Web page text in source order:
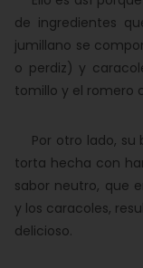
de ingredientes
jumillano se
o perdiz) y
tomillo y el romero
Por otro lado, su
torta hecha con
sabor neutro, que
y los caracoles,
delicioso.